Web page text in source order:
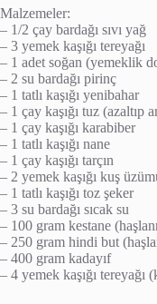
Malzemeler:
– 1/2 çay bardağı sıvı yağ
– 3 yemek kaşığı tereyağı
– 1 adet soğan (yemeklik
– 2 su bardağı pirinç
– 1 tatlı kaşığı yenibahar
– 1 çay kaşığı tuz (azaltıp
– 1 çay kaşığı karabiber
– 1 tatlı kaşığı nane
– 1 çay kaşığı tarçın
– 2 yemek kaşığı kuş
– 1 tatlı kaşığı toz şeker
– 3 su bardağı sıcak su
– 100 gram kestane
– 250 gram hindi but
– 400 gram kadayıf
– 4 yemek kaşığı tereyağı